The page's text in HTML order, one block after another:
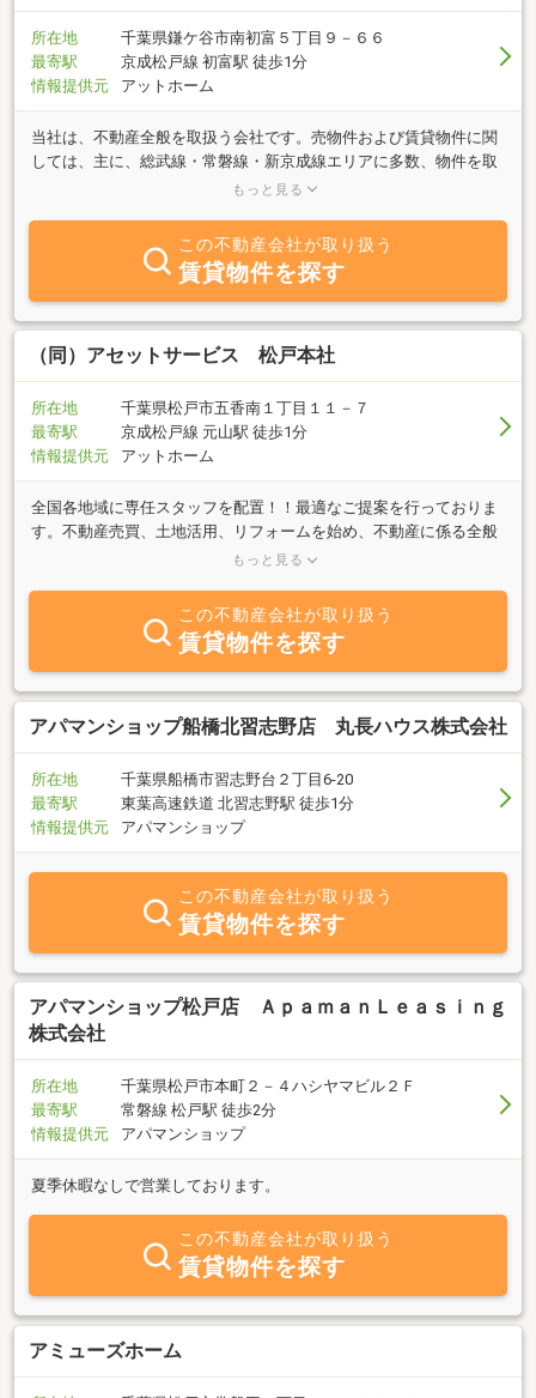
所在地
千葉県鎌ケ谷市南初富５丁目９－６６
最寄駅
京成松戸線 初富駅 徒歩1分
情報提供元
アットホーム
当社は、不動産全般を取扱う会社です。売物件および賃貸物件に関
しては、主に、総武線・常磐線・新京成線エリアに多数、物件を取
り扱っておりますので、このエリアで不動産もしくはお部屋をお探
と希望される物件が見つかるはずです。
もっと見る
この不動産会社が取り扱う
賃貸物件を探す
（同）アセットサービス 松戸本社
所在地
千葉県松戸市五香南１丁目１１－７
最寄駅
京成松戸線 元山駅 徒歩1分
情報提供元
アットホーム
全国各地域に専任スタッフを配置！！最適なご提案を行っておりま
す。不動産売買、土地活用、リフォームを始め、不動産に係る全般
に対応しています。地域に根差して誠実に対応していますので、お
もっと見る
この不動産会社が取り扱う
賃貸物件を探す
アパマンショップ船橋北習志野店 丸長ハウス株式会社
所在地
千葉県船橋市習志野台２丁目6-20
最寄駅
東葉高速鉄道 北習志野駅 徒歩1分
情報提供元
アパマンショップ
この不動産会社が取り扱う
賃貸物件を探す
アパマンショップ松戸店 ＡｐａｍａｎＬｅａｓｉｎｇ
株式会社
所在地
千葉県松戸市本町２－４ハシヤマビル２Ｆ
最寄駅
常磐線 松戸駅 徒歩2分
情報提供元
アパマンショップ
夏季休暇なしで営業しております。
この不動産会社が取り扱う
賃貸物件を探す
アミューズホーム